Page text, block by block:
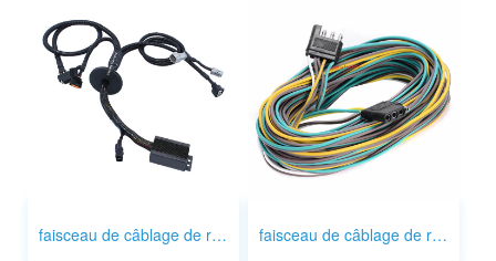
faisceau de câblage de remorque de véhicule faisceau de câblage de remorque utilitaire